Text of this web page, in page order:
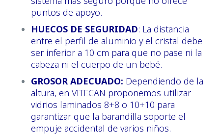
puntos de apoyo.
HUECOS DE SEGURIDAD: La distancia
entre el perfil de aluminio y el cristal debe
ser inferior a 10 cm para que no pase ni la
cabeza ni el cuerpo de un bebé.
GROSOR ADECUADO: Dependiendo de la
altura, en VITECAN proponemos utilizar
vidrios laminados 8+8 o 10+10 para
garantizar que la barandilla soporte el
empuje accidental de varios niños.